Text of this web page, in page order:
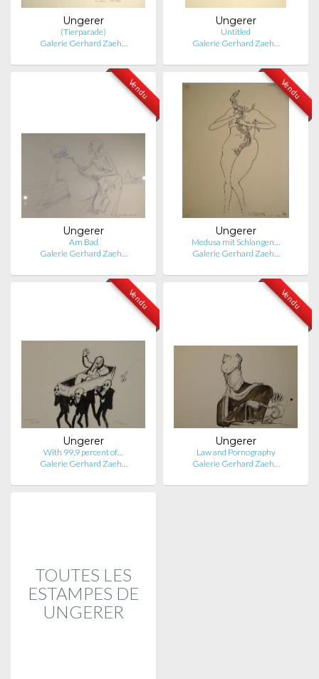
Ungerer
(Tierparade)
Galerie Gerhard Zaeh…
Ungerer
Untitled
Galerie Gerhard Zaeh…
Vendu
Ungerer
Am Bad
Galerie Gerhard Zaeh…
Vendu
Ungerer
Medusa mit Schlangen…
Galerie Gerhard Zaeh…
Vendu
Ungerer
With 99,9 percent of…
Galerie Gerhard Zaeh…
Vendu
Ungerer
Law and Pornography
Galerie Gerhard Zaeh…
TOUTES LES
ESTAMPES DE
UNGERER